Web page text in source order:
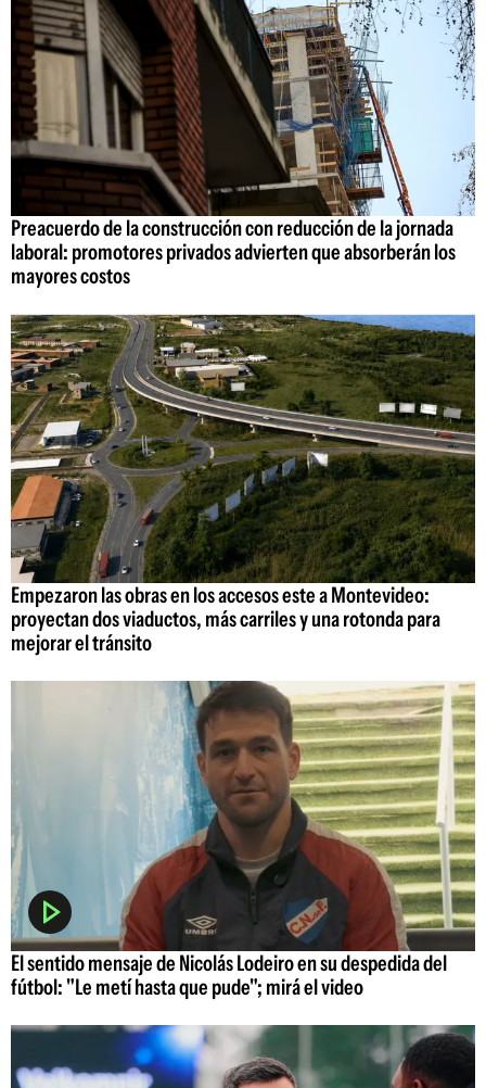
Preacuerdo de la construcción con reducción de la jornada
laboral: promotores privados advierten que absorberán los
mayores costos
Empezaron las obras en los accesos este a Montevideo:
proyectan dos viaductos, más carriles y una rotonda para
mejorar el tránsito
El sentido mensaje de Nicolás Lodeiro en su despedida del
fútbol: "Le metí hasta que pude"; mirá el video